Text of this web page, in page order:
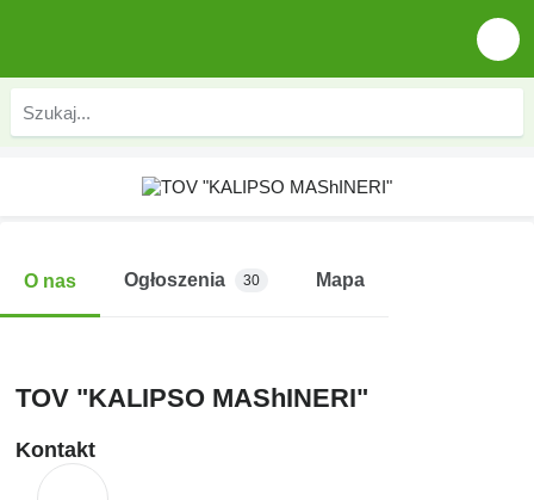
O nas Ogłoszenia 30 Mapa
TOV "KALIPSO MAShINERI"
Kontakt